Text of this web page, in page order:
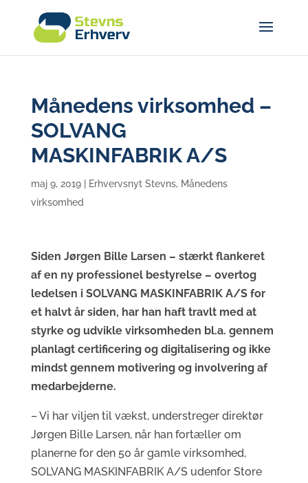
Månedens virksomhed –
SOLVANG
MASKINFABRIK A/S
maj 9, 2019| Erhvervsnyt Stevns, Månedens
virksomhed
Siden Jørgen Bille Larsen – stærkt flankeret
af en ny professionel bestyrelse – overtog
ledelsen i SOLVANG MASKINFABRIK A/S for
et halvt år siden, har han haft travlt med at
styrke og udvikle virksomheden bl.a. gennem
planlagt certificering og digitalisering og ikke
mindst gennem motivering og involvering af
medarbejderne.
– Vi har viljen til vækst, understreger direktør
Jørgen Bille Larsen, når han fortæller om
planerne for den 50 år gamle virksomhed,
SOLVANG MASKINFABRIK A/S udenfor Store